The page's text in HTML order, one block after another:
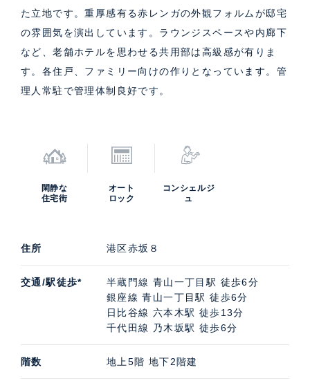
た立地です。重厚感有る赤レンガの外観フォルムが邸宅
の雰囲気を演出しています。ラウンジスペースや内廊下
など、老舗ホテルを思わせる共用部は高級感が有りま
す。各住戸、ファミリー向けの作りとなっています。管
理人常駐で管理体制良好です。
閑静な
住宅街
オート
ロック
コンシェルジ
ュ
住所 港区赤坂８
交通/駅徒歩*
半蔵門線 青山一丁目駅 徒歩6分
銀座線 青山一丁目駅 徒歩6分
日比谷線 六本木駅 徒歩13分
千代田線 乃木坂駅 徒歩6分
階数 地上5階 地下2階建